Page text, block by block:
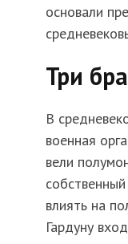
основали
Три
В
военная
вели
влиять на
Гардуну